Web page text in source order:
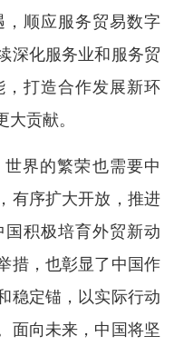
顺应服务贸易数字
深化服务业和服务贸
打造合作发展新环
贡献。
界的繁荣也需要中
有序扩大开放，推进
积极培育外贸新动
措，也彰显了中国作
稳定锚，以实际行动
面向未来，中国将坚